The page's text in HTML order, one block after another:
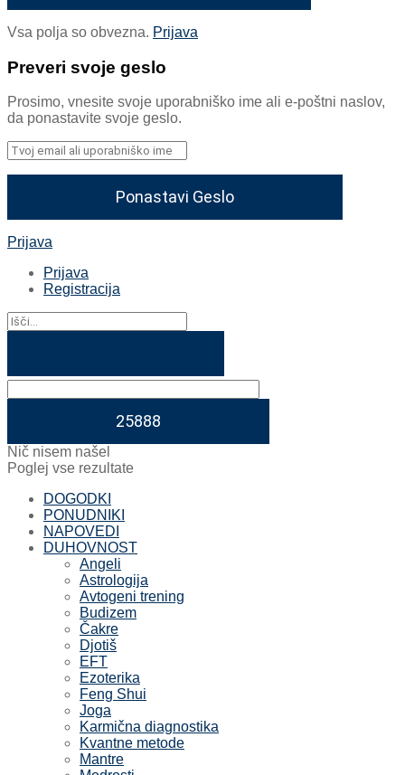
Vsa polja so obvezna. Prijava
Preveri svoje geslo
Prosimo, vnesite svoje uporabniško ime ali e-poštni naslov,
da ponastavite svoje geslo.
Prijava
Prijava
Registracija
Nič nisem našel
Poglej vse rezultate
DOGODKI
PONUDNIKI
NAPOVEDI
DUHOVNOST
Angeli
Astrologija
Avtogeni trening
Budizem
Čakre
Djotiš
EFT
Ezoterika
Feng Shui
Joga
Karmična diagnostika
Kvantne metode
Mantre